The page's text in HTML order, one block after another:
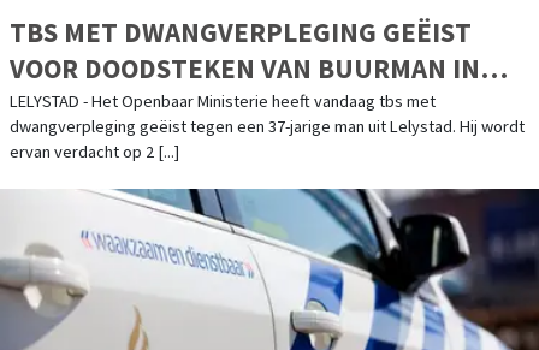
TBS MET DWANGVERPLEGING GEËIST
VOOR DOODSTEKEN VAN BUURMAN IN
LELYSTAD
LELYSTAD - Het Openbaar Ministerie heeft vandaag tbs met
dwangverpleging geëist tegen een 37-jarige man uit Lelystad. Hij wordt
ervan verdacht op 2 [...]